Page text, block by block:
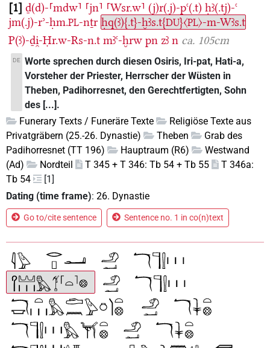
1 ḏ(d)-⸢mdw⸣ ⸢jn⸣ ⸢Wsr.w⸣ (j)r(.j)-pꜥ(.t) ḥꜣ(.tj)-ꜥ
jm(.j)-rʾ-ḥm.PL-nṯr ḥq(ꜣ){.t}-ḫꜣs.t{DU}〈PL〉-m-Wꜣs.t
P(ꜣ)-ḏi̯-Ḥr.w-Rs-n.t mꜣꜥ-ḫrw pn zꜣ n ca. 105cm
DE Worte sprechen durch diesen Osiris, Iri-pat, Hati-a,
Vorsteher der Priester, Herrscher der Wüsten in
Theben, Padihorresnet, den Gerechtfertigten, Sohn
des [...].
Funerary Texts / Funeräre Texte
Religiöse Texte aus
Privatgräbern (25.-26. Dynastie)
Theben
Grab des
Padihorresnet (TT 196)
Hauptraum (R6)
Westwand
(Ad)
Nordteil T 345 + T 346: Tb 54 + Tb 55
T 346a:
Tb 54
[1]
Dating (time frame): 26. Dynastie
Go to/cite sentence Sentence no. 1 in co(n)text